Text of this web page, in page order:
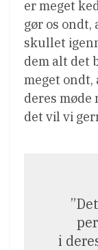
er meget
gør os ondt,
skullet
dem alt det
meget ondt,
deres møde
det vil vi
i